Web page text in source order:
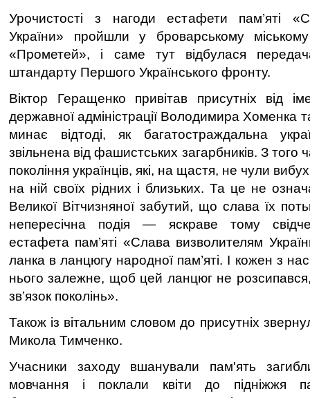
Урочистості з нагоди естафети пам’яті
України» пройшли у броварському
«Прометей», і саме тут відбулася
штандарту Першого Українського фронту.
Віктор Геращенко привітав присутніх від
державної адміністрації Володимира Хоменка
минає відтоді, як багатостраждальна
звільнена від фашистських загарбників. З
покоління українців, які, на щастя, не чули
на ній своїх рідних і близьких. Та це не
Великої Вітчизняної забутий, що слава їх
непересічна подія — яскраве тому
естафета пам’яті «Слава визволителям
ланка в ланцюгу народної пам’яті. І кожен з
нього залежне, щоб цей ланцюг не
зв’язок поколінь».
Також із вітальним словом до присутніх
Микола Тимченко.
Учасники заходу вшанували пам'ять
мовчання і поклали квіти до підніжжя